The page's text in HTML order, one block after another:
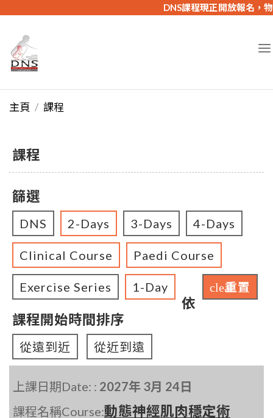
DNS課程現正開放報名，物
主頁 課程
課程
篩選
DNS 2-Days 3-Days 4-Days
Clinical Course Paedi Course
Exercise Series 1-Day clear重置
依
課程開始時間排序
從遠到近 從近到遠
上課日期Date: : 2027年 3月 24日
課程名稱Course:動態神經肌肉穩定術